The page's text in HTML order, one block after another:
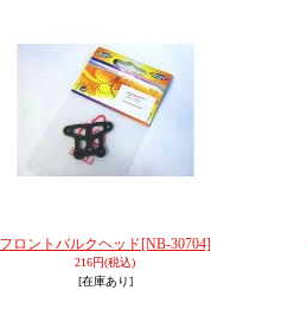
フロントバルクヘッド[NB-30704]
216円(税込)
[在庫あり]